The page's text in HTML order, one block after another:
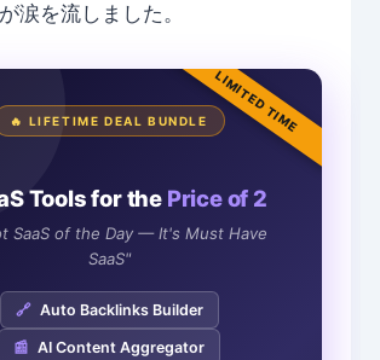
涙を流しました。
LIMITED TIME
🔥 LIFETIME DEAL BUNDLE
Tools for the Price of 2
SaaS of the Day — It's Must Have
SaaS"
🔗 Auto Backlinks Builder
📰 AI Content Aggregator